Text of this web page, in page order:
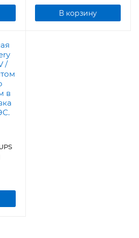
В корзину